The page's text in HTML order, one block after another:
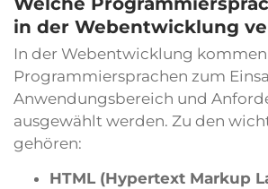
in der Webentwicklung
In der Webentwicklung
Programmiersprachen zum
Anwendungsbereich und
ausgewählt werden. Zu den
gehören:
HTML (Hypertext Markup